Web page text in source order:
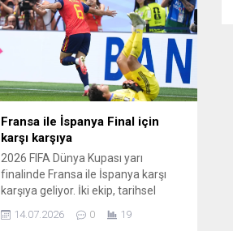
Fransa ile İspanya Final için
karşı karşıya
2026 FIFA Dünya Kupası yarı
finalinde Fransa ile İspanya karşı
karşıya geliyor. İki ekip, tarihsel
rekabette İspanya’nın üstünlüğüyle
dikkat çekiyor; toplam 38 resmi
14.07.2026 0 19